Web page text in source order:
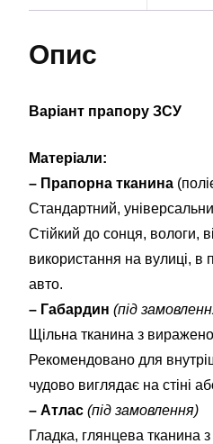
Опис
Варіант прапору ЗСУ
Матеріали:
– Прапорна тканина
Стандартний,
Стійкий до сонця, вологи,
використання на вулиці, в
авто.
– Габардин (під
Щільна тканина з
Рекомендовано для
чудово виглядає на стіні
– Атлас (під замовлення)
Гладка, глянцева тканина